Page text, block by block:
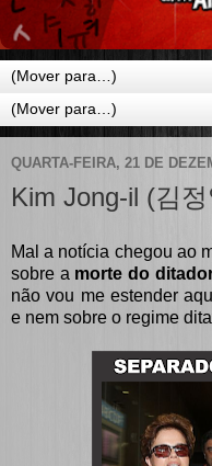
QUARTA-FEIRA, 21 DE
Kim Jong-il (김
Mal a notícia chegou ao
sobre a morte do
não vou me estender
e nem sobre o regime